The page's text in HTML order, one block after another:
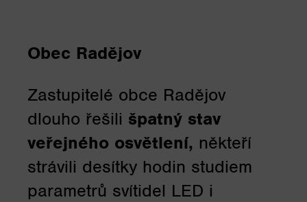
Obec Radějov
Zastupitelé obce Radějov
dlouho řešili špatný stav
veřejného osvětlení, někteří
strávili desítky hodin studiem
parametrů svítidel LED i